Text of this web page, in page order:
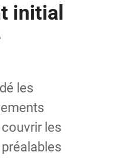
initial
les
les